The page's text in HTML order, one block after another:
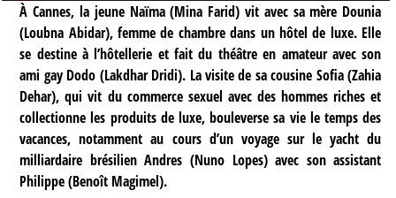
À Cannes, la jeune Naïma (Mina Farid) vit avec sa mère Dounia
(Loubna Abidar), femme de chambre dans un hôtel de luxe. Elle
se destine à l’hôtellerie et fait du théâtre en amateur avec son
ami gay Dodo (Lakdhar Dridi). La visite de sa cousine Sofia (Zahia
Dehar), qui vit du commerce sexuel avec des hommes riches et
collectionne les produits de luxe, bouleverse sa vie le temps des
vacances, notamment au cours d’un voyage sur le yacht du
milliardaire brésilien Andres (Nuno Lopes) avec son assistant
Philippe (Benoît Magimel).